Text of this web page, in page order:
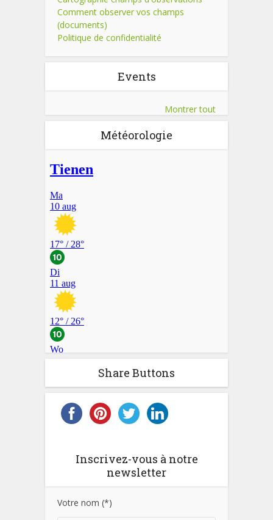
Comment observer vos champs
(documents)
Politique de confidentialité
Events
Montrer tout
Météorologie
Share Buttons
Inscrivez-vous à notre
newsletter
Votre nom (*)